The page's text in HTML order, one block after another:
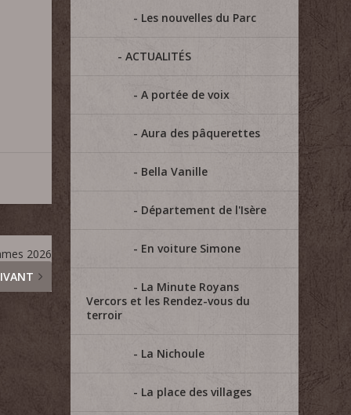
2026
Les nouvelles du Parc
ACTUALITÉS
A portée de voix
Aura des pâquerettes
Bella Vanille
Département de l'Isère
En voiture Simone
La Minute Royans
Vercors et les Rendez-vous du
terroir
La Nichoule
La place des villages